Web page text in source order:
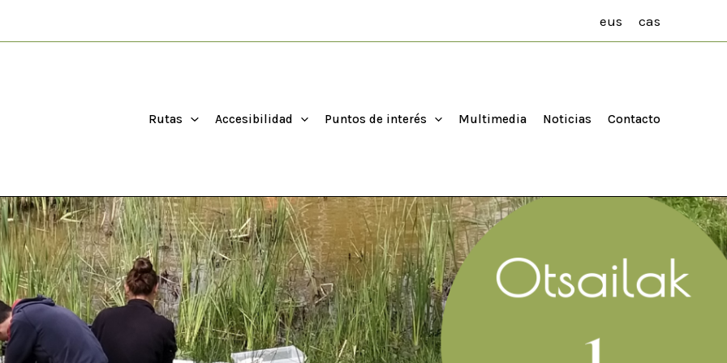
eus cas
Rutas Accesibilidad Puntos de interés Multimedia Noticias Contacto